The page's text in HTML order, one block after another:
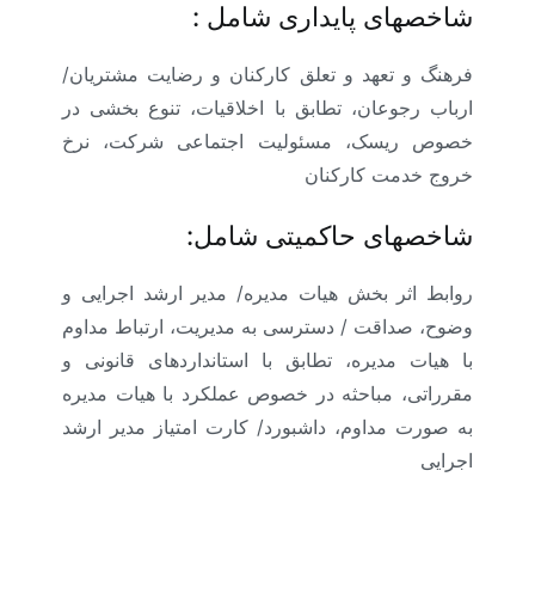
شاخصهای پایداری شامل :
فرهنگ و تعهد و تعلق کارکنان و رضایت مشتریان/
ارباب رجوعان، تطابق با اخلاقیات، تنوع بخشی در
خصوص ریسک، مسئولیت اجتماعی شرکت، نرخ
خروج خدمت کارکنان
شاخصهای حاکمیتی شامل:
روابط اثر بخش هیات مدیره/ مدیر ارشد اجرایی و
وضوح، صداقت / دسترسی به مدیریت، ارتباط مداوم
با هیات مدیره، تطابق با استانداردهای قانونی و
مقرراتی، مباحثه در خصوص عملکرد با هیات مدیره
به صورت مداوم، داشبورد/ کارت امتیاز مدیر ارشد
اجرایی